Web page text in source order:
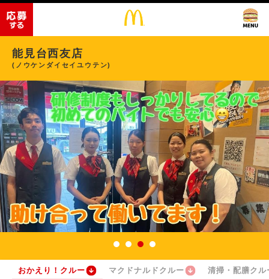
能見台西友店
(ノウケンダイセイユウテン)
おかえり！クルー マクドナルドクルー 清掃・配膳クル